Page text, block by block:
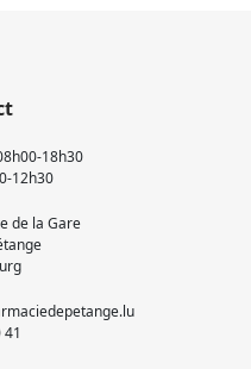
18h30
12h30
de la Gare
41